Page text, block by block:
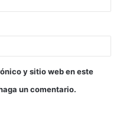
y sitio web en este
un comentario.